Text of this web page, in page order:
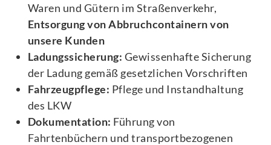
Waren und Gütern im Straßenverkehr,
Entsorgung von Abbruchcontainern von
unsere Kunden
Ladungssicherung: Gewissenhafte Sicherung
der Ladung gemäß gesetzlichen Vorschriften
Fahrzeugpflege: Pflege und Instandhaltung
des LKW
Dokumentation: Führung von
Fahrtenbüchern und transportbezogenen